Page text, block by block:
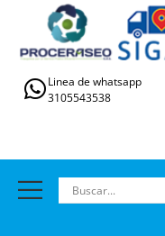
Linea de whatsapp
3105543538